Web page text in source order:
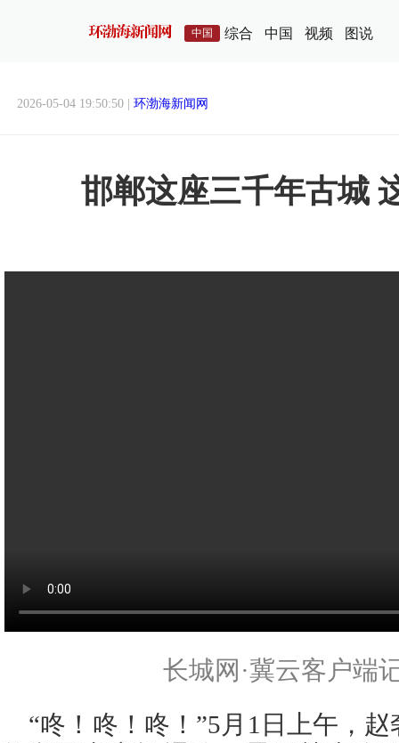
中国 综合 中国 视频 图说
2026-05-04 19:50:50 | 环渤海新闻网
邯郸这座三千年古城
长城网·冀云客户端
“咚！咚！咚！”5月1日上午，